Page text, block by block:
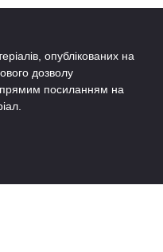
опублікованих на
дозволу
прямим посиланням на